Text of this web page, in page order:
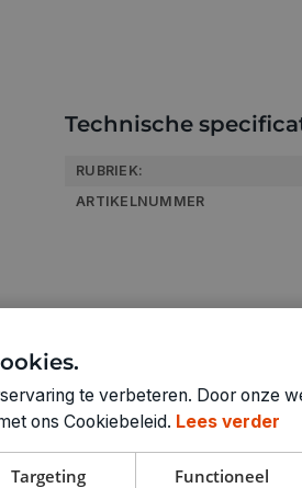
Technische
RUBRIEK:
ARTIKELNUMMER
te verbeteren. Door onze
ons Cookiebeleid. Lees verder
Targeting Functioneel